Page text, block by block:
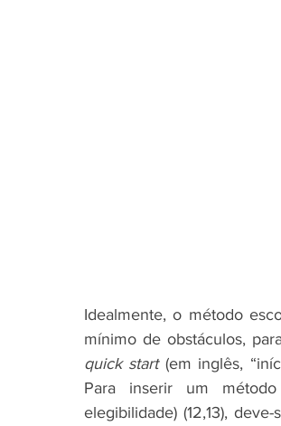
Idealmente, o método
quick start (em inglês,
Para inserir um método
elegibilidade) (12,13),